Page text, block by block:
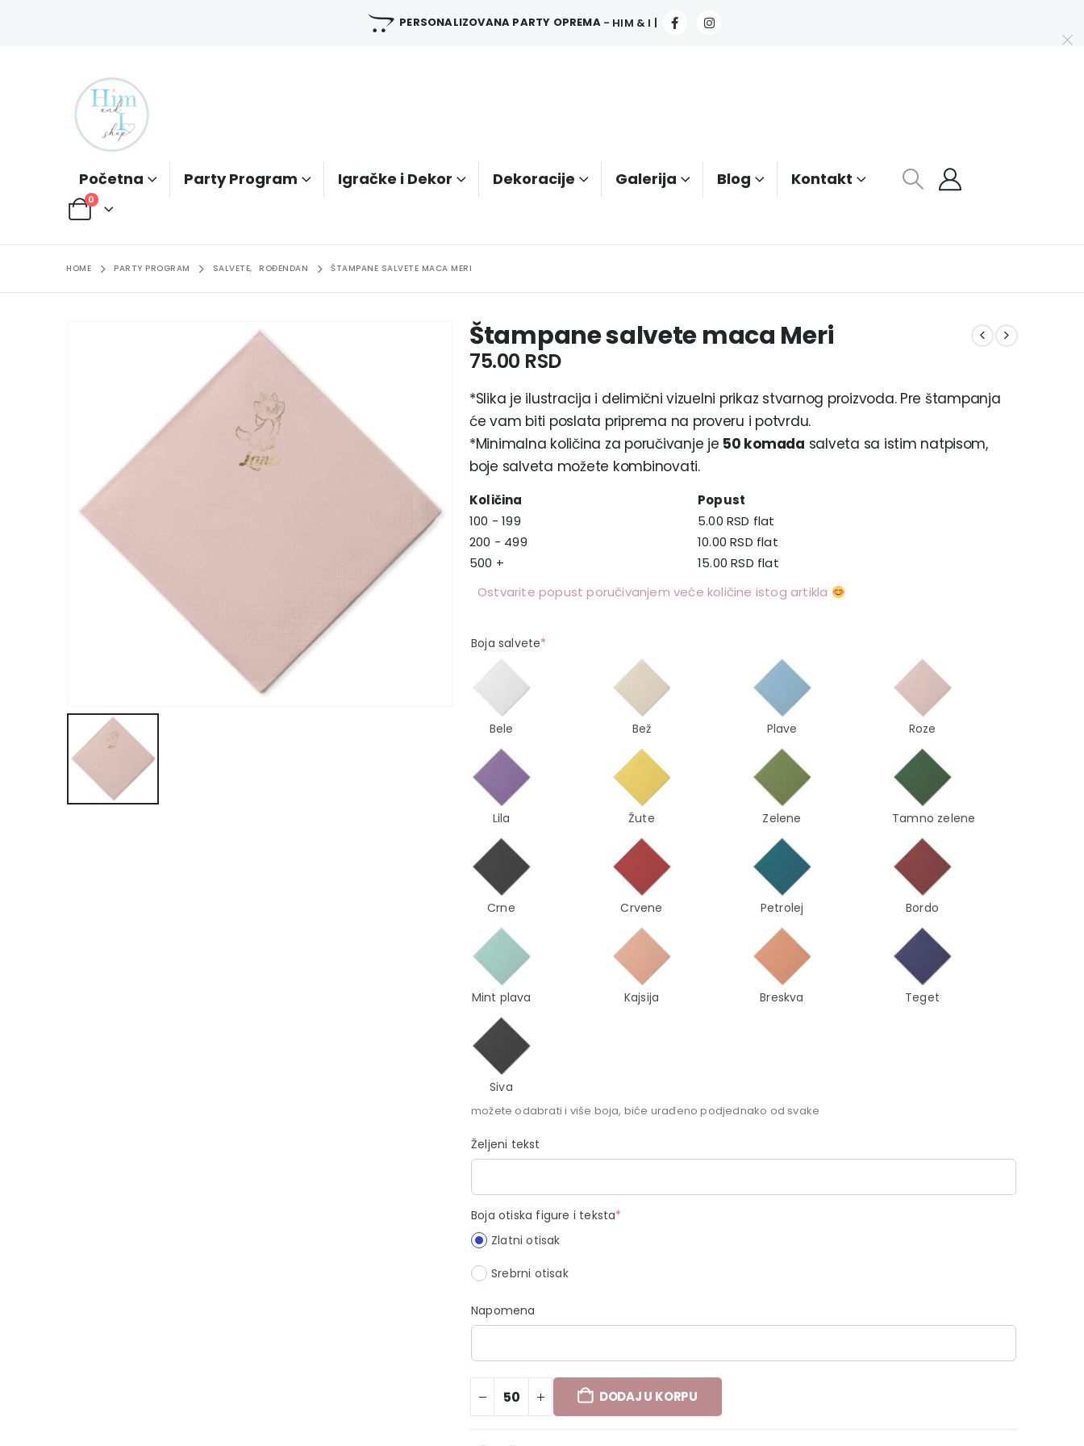
PERSONALIZOVANA PARTY OPREMA - HIM & I |
Početna Party Program Igračke i Dekor Dekoracije Galerija Blog Kontakt
0
HOME PARTY PROGRAM SALVETE, ROĐENDAN ŠTAMPANE SALVETE MACA MERI
Štampane salvete maca Meri
75.00 RSD
*Slika je ilustracija i delimični vizuelni prikaz stvarnog proizvoda. Pre štampanja
će vam biti poslata priprema na proveru i potvrdu.
*Minimalna količina za poručivanje je 50 komada salveta sa istim natpisom,
boje salveta možete kombinovati.
Količina
Popust
100 - 199
5.00 RSD flat
200 - 499
10.00RSD flat
500 +
15.00RSD flat
Ostvarite popust poručivanjem veće količine istog artikla
Boja salvete*
Bele Bež Plave Roze
Lila Žute Zelene Tamno zelene
Crne Crvene Petrolej Bordo
Mint plava Kajsija Breskva Teget
Siva
možete odabrati i više boja, biće urađeno podjednako od svake
Željeni tekst
Boja otiska figure i teksta*
Zlatni otisak
Srebrni otisak
Napomena
DODAJ U KORPU